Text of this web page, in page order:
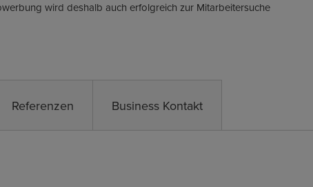
wird deshalb auch erfolgreich zur Mitarbeitersuche
Referenzen Business Kontakt